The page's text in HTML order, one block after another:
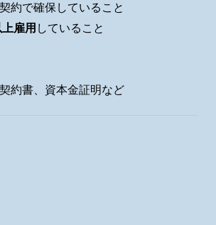
約で確保していること
雇用 していること
約書、資本金証明など